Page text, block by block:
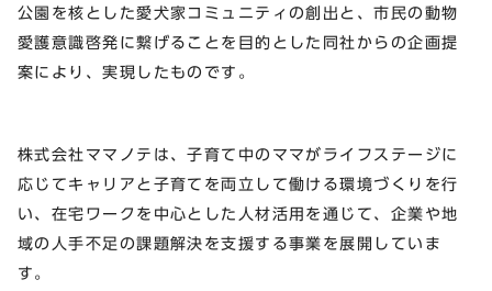
公園を核とした愛犬家コミュニティの創出と、市民の動物
愛護意識啓発に繋げることを目的とした同社からの企画提
案により、実現したものです。
株式会社ママノテは、子育て中のママがライフステージに
応じてキャリアと子育てを両立して働ける環境づくりを行
い、在宅ワークを中心とした人材活用を通じて、企業や地
域の人手不足の課題解決を支援する事業を展開していま
す。